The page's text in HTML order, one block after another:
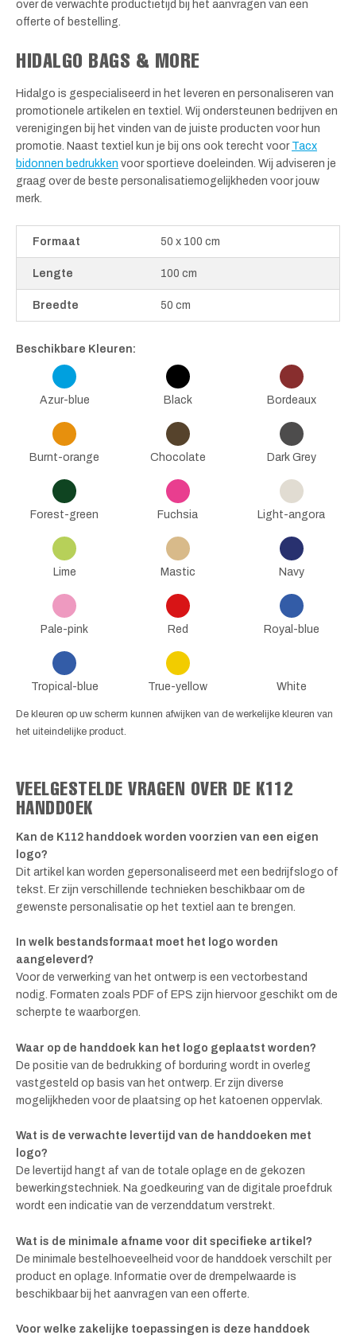
over de verwachte productietijd bij het aanvragen van een
offerte of bestelling.
HIDALGO BAGS & MORE
Hidalgo is gespecialiseerd in het leveren en personaliseren van
promotionele artikelen en textiel. Wij ondersteunen bedrijven en
verenigingen bij het vinden van de juiste producten voor hun
promotie. Naast textiel kun je bij ons ook terecht voor Tacx
bidonnen bedrukken voor sportieve doeleinden. Wij adviseren je
graag over de beste personalisatiemogelijkheden voor jouw
merk.
Formaat 50 x 100 cm
Lengte 100 cm
Breedte 50 cm
Beschikbare Kleuren:
Azur-blue Black Bordeaux
Burnt-orange Chocolate Dark Grey
Forest-green Fuchsia Light-angora
Lime Mastic Navy
Pale-pink Red Royal-blue
Tropical-blue True-yellow White
De kleuren op uw scherm kunnen afwijken van de werkelijke kleuren van
het uiteindelijke product.
VEELGESTELDE VRAGEN OVER DE K112
HANDDOEK
Kan de K112 handdoek worden voorzien van een eigen
logo?
Dit artikel kan worden gepersonaliseerd met een bedrijfslogo of
tekst. Er zijn verschillende technieken beschikbaar om de
gewenste personalisatie op het textiel aan te brengen.
In welk bestandsformaat moet het logo worden
aangeleverd?
Voor de verwerking van het ontwerp is een vectorbestand
nodig. Formaten zoals PDF of EPS zijn hiervoor geschikt om de
scherpte te waarborgen.
Waar op de handdoek kan het logo geplaatst worden?
De positie van de bedrukking of borduring wordt in overleg
vastgesteld op basis van het ontwerp. Er zijn diverse
mogelijkheden voor de plaatsing op het katoenen oppervlak.
Wat is de verwachte levertijd van de handdoeken met
logo?
De levertijd hangt af van de totale oplage en de gekozen
bewerkingstechniek. Na goedkeuring van de digitale proefdruk
wordt een indicatie van de verzenddatum verstrekt.
Wat is de minimale afname voor dit specifieke artikel?
De minimale bestelhoeveelheid voor de handdoek verschilt per
product en oplage. Informatie over de drempelwaarde is
beschikbaar bij het aanvragen van een offerte.
Voor welke zakelijke toepassingen is deze handdoek